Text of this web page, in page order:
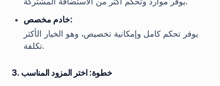
خادم مخصص:
يوفر تحكم كامل وإمكانية تخصيص، وهو الخيار الأكثر
تكلفة.
3. خطوة: اختر المزود المناسب